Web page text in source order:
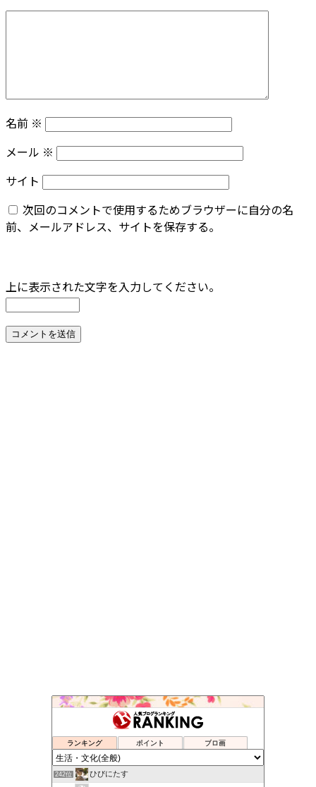
名前 ※
メール ※
サイト
次回のコメントで使用するためブラウザーに自分の名
前、メールアドレス、サイトを保存する。
上に表示された文字を入力してください。
ランキング ポイント ブロ画
238位 おかざり庵Blog
tamoログ！？
240位 AFT SHOP
241位 skog BLOG
242位
ひびにたす